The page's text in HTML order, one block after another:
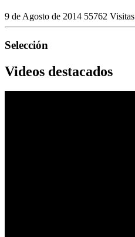
9 de Agosto de 2014 55762 Visitas
Selección
Videos destacados